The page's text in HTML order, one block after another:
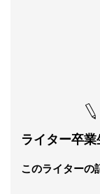
ライター卒業
このライターの